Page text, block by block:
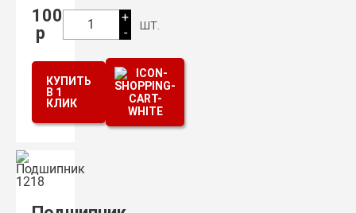
100
р
1
+
-
шт.
КУПИТЬ
В 1
КЛИК